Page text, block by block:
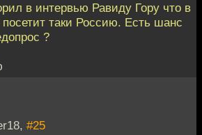
в интервью Равиду Гору что в
таки Россию. Есть шанс
?
#25